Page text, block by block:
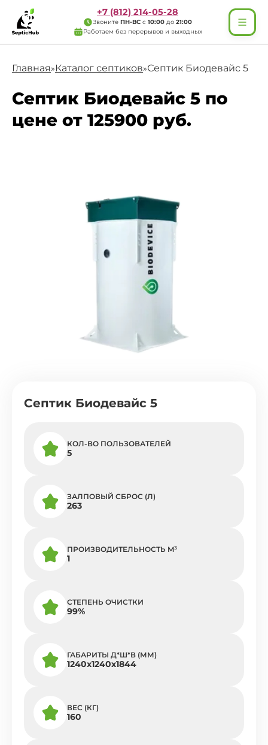
+7 (812) 214-05-28
Звоните ПН-ВС с 10:00 до 21:00
Работаем без перерывов и выходных
Главная»Каталог септиков»Септик Биодевайс 5
Септик Биодевайс 5 по
цене от 125900 руб.
Септик Биодевайс 5
КОЛ-ВО ПОЛЬЗОВАТЕЛЕЙ
5
ЗАЛПОВЫЙ СБРОС (Л)
263
ПРОИЗВОДИТЕЛЬНОСТЬ M³
1
СТЕПЕНЬ ОЧИСТКИ
99%
ГАБАРИТЫ Д*Ш*В (ММ)
1240х1240х1844
ВЕС (КГ)
160